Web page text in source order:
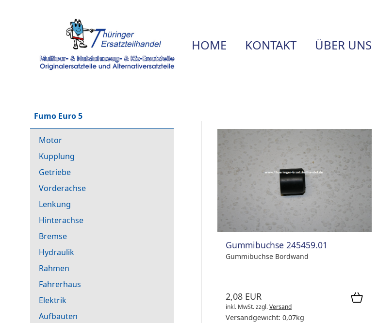
HOME KONTAKT ÜBER UNS
Fumo Euro 5
Motor
Kupplung
Getriebe
Vorderachse
Lenkung
Hinterachse
Bremse
Hydraulik
Rahmen
Fahrerhaus
Elektrik
Aufbauten
Gummibuchse 245459.01
Gummibuchse Bordwand
2,08 EUR
inkl. MwSt.zzgl.Versand
Versandgewicht: 0,07kg